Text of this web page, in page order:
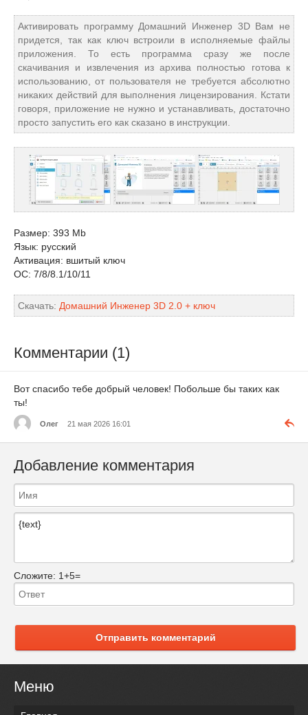
Активировать программу Домашний Инженер 3D Вам не
придется, так как ключ встроили в исполняемые файлы
приложения. То есть программа сразу же после
скачивания и извлечения из архива полностью готова к
использованию, от пользователя не требуется абсолютно
никаких действий для выполнения лицензирования. Кстати
говоря, приложение не нужно и устанавливать, достаточно
просто запустить его как сказано в инструкции.
Размер: 393 Mb
Язык: русский
Активация: вшитый ключ
ОС: 7/8/8.1/10/11
Скачать: Домашний Инженер 3D 2.0 + ключ
Комментарии (1)
Вот спасибо тебе добрый человек! Побольше бы таких как
ты!
Олег 21 мая 2026 16:01
Добавление комментария
Сложите: 1+5=
Отправить комментарий
Меню